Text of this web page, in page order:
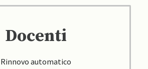
Docenti
Rinnovo automatico